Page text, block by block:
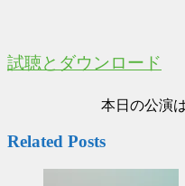
試聴とダウンロード
本日の公演
Related Posts